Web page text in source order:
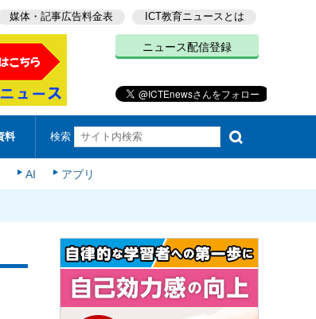
媒体・記事広告料金表 ICT教育ニュースとは
ニュース配信登録
料 検索
AI アプリ